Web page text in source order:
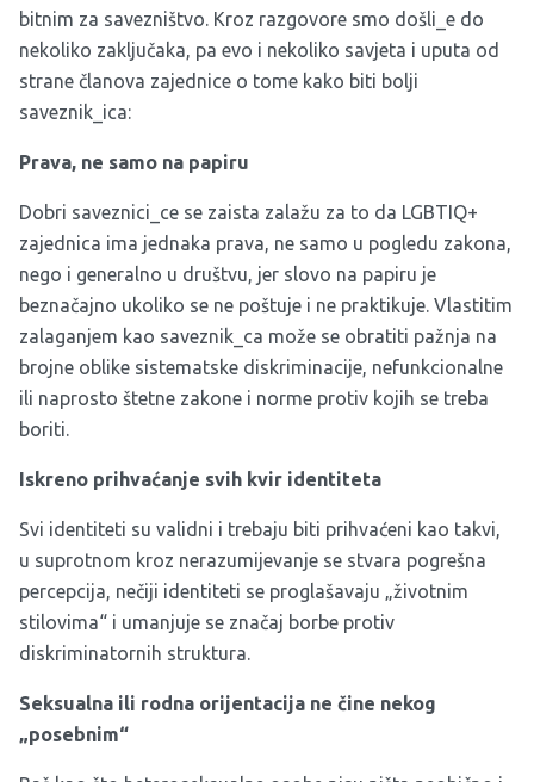
bitnim za savezništvo. Kroz razgovore smo došli_e do
nekoliko zaključaka, pa evo i nekoliko savjeta i uputa od
strane članova zajednice o tome kako biti bolji
saveznik_ica:
Prava, ne samo na papiru
Dobri saveznici_ce se zaista zalažu za to da LGBTIQ+
zajednica ima jednaka prava, ne samo u pogledu zakona,
nego i generalno u društvu, jer slovo na papiru je
beznačajno ukoliko se ne poštuje i ne praktikuje. Vlastitim
zalaganjem kao saveznik_ca može se obratiti pažnja na
brojne oblike sistematske diskriminacije, nefunkcionalne
ili naprosto štetne zakone i norme protiv kojih se treba
boriti.
Iskreno prihvaćanje svih kvir identiteta
Svi identiteti su validni i trebaju biti prihvaćeni kao takvi,
u suprotnom kroz nerazumijevanje se stvara pogrešna
percepcija, nečiji identiteti se proglašavaju „životnim
stilovima“ i umanjuje se značaj borbe protiv
diskriminatornih struktura.
Seksualna ili rodna orijentacija ne čine nekog
„posebnim“